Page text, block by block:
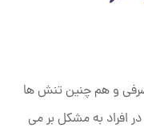
و هم چنین تنش ها
افراد به مشکل بر می